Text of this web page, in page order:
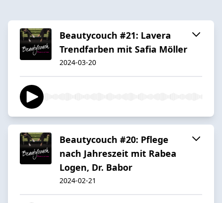
Beautycouch #21: Lavera
Trendfarben mit Safia Möller
2024-03-20
Beautycouch #20: Pflege
nach Jahreszeit mit Rabea
Logen, Dr. Babor
2024-02-21